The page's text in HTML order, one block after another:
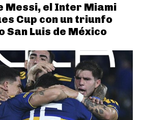
Messi, el Inter Miami
Cup con un triunfo
San Luis de México